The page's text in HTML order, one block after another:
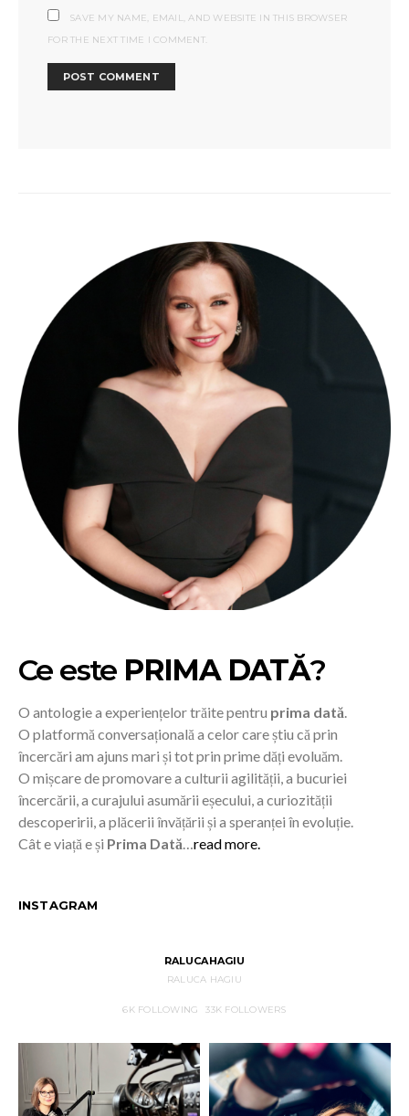
SAVE MY NAME, EMAIL, AND WEBSITE IN THIS BROWSER
FOR THE NEXT TIME I COMMENT.
Ce este PRIMA DATĂ?
O antologie a experiențelor trăite pentru prima dată.
O platformă conversațională a celor care știu că prin
încercări am ajuns mari și tot prin prime dăți evoluăm.
O mișcare de promovare a culturii agilității, a bucuriei
încercării, a curajului asumării eșecului, a curiozității
descoperirii, a plăcerii învățării și a speranței în evoluție.
Cât e viață e și Prima Dată…read more.
INSTAGRAM
RALUCAHAGIU
RALUCA HAGIU
6KFOLLOWING 33K FOLLOWERS